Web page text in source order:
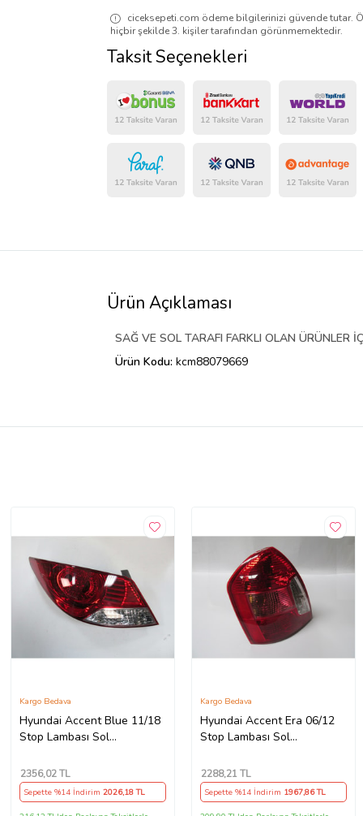
ciceksepeti.com ödeme bilgilerinizi güvende tutar.
hiçbir şekilde 3. kişiler tarafından görünmemektedir.
Taksit Seçenekleri
Ürün Açıklaması
SAĞ VE SOL TARAFI FARKLI OLAN ÜRÜNLER
Ürün Kodu: kcm88079669
Hyundai Accent Blue 11/18
Stop Lambası Sol
Kargo Bedava
2356,02 TL
Sepette %14 İndirim 2026,18 TL
Hyundai Accent Era 06/12
Stop Lambası Sol
Kargo Bedava
2288,21 TL
Sepette %14 İndirim 1967,86 TL